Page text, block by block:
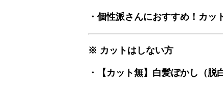
・個性派さんにおすすめ！カ
※ カットはしない方
・【カット無】白髪ぼかし（